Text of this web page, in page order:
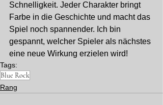
Schnelligkeit. Jeder Charakter bringt
Farbe in die Geschichte und macht das
Spiel noch spannender. Ich bin
gespannt, welcher Spieler als nächstes
eine neue Wirkung erzielen wird!
Tags:
Blue Rock
Rang